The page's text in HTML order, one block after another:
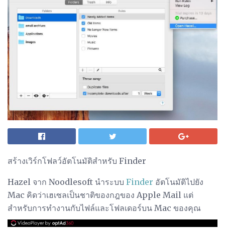
สร้างเวิร์กโฟลว์อัตโนมัติสำหรับ Finder
Hazel จาก Noodlesoft นำระบบ Finder อัตโนมัติไปยัง
Mac คิดว่าเฮเซลเป็นชาติของกฎของ Apple Mail แต่
สำหรับการทำงานกับไฟล์และโฟลเดอร์บน Mac ของคุณ